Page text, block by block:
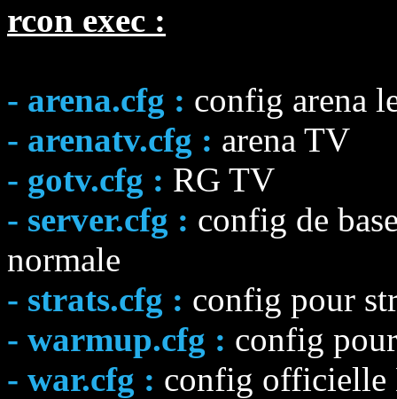
rcon exec :
- arena.cfg : config arena
- arenatv.cfg : arena TV
- gotv.cfg : RG TV
- server.cfg : config de
normale
- strats.cfg : config pour
- warmup.cfg : config
- war.cfg : config officielle